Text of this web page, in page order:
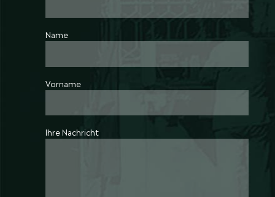
Name
Vorname
Ihre Nachricht